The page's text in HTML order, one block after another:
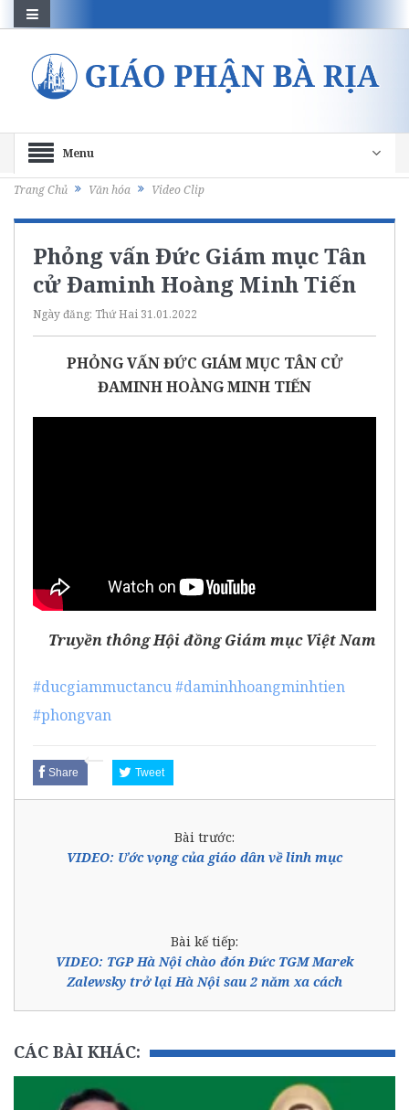
Menu
Trang Chủ Văn hóa Video Clip
Phỏng vấn Đức Giám mục Tân
cử Đaminh Hoàng Minh Tiến
Ngày đăng: Thứ Hai 31.01.2022
PHỎNG VẤN ĐỨC GIÁM MỤC TÂN CỬ
ĐAMINH HOÀNG MINH TIẾN
Truyền thông Hội đồng Giám mục Việt Nam
#ducgiammuctancu#daminhhoangminhtien
#phongvan
Share Tweet
Bài trước:
VIDEO: Ước vọng của giáo dân về linh mục
Bài kế tiếp:
VIDEO: TGP Hà Nội chào đón Đức TGM Marek
Zalewsky trở lại Hà Nội sau 2 năm xa cách
CÁC BÀI KHÁC: